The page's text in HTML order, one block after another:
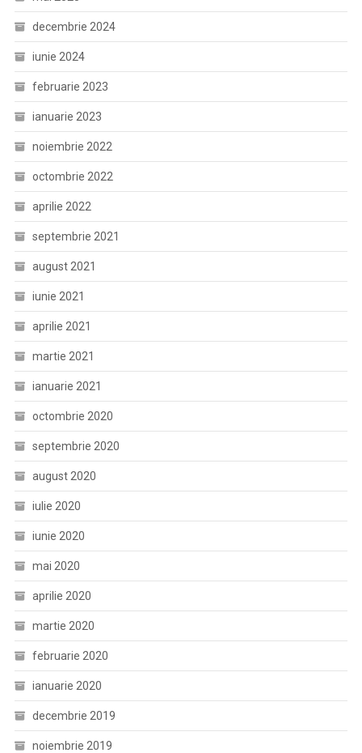
decembrie 2024
iunie 2024
februarie 2023
ianuarie 2023
noiembrie 2022
octombrie 2022
aprilie 2022
septembrie 2021
august 2021
iunie 2021
aprilie 2021
martie 2021
ianuarie 2021
octombrie 2020
septembrie 2020
august 2020
iulie 2020
iunie 2020
mai 2020
aprilie 2020
martie 2020
februarie 2020
ianuarie 2020
decembrie 2019
noiembrie 2019